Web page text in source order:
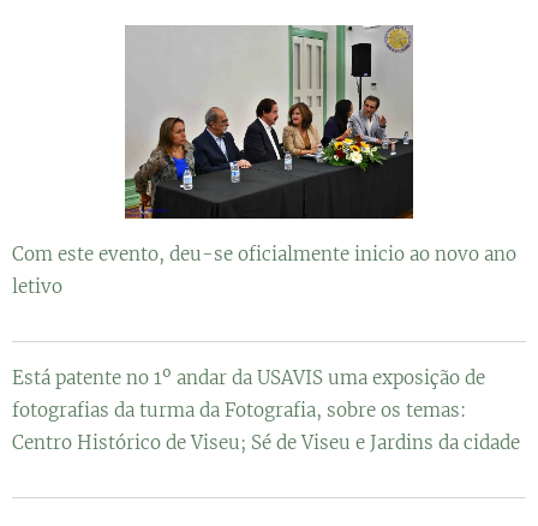
Com este evento, deu-se oficialmente inicio ao novo ano
letivo
Está patente no 1º andar da USAVIS uma exposição de
fotografias da turma da Fotografia, sobre os temas:
Centro Histórico de Viseu; Sé de Viseu e Jardins da cidade